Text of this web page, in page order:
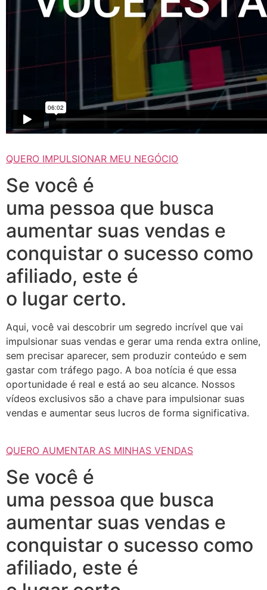
QUERO IMPULSIONAR MEU NEGÓCIO
Se você é
uma pessoa que busca
aumentar suas vendas e
conquistar o sucesso como
afiliado, este é
o lugar certo.
Aqui, você vai descobrir um segredo incrível que vai
impulsionar suas vendas e gerar uma renda extra online,
sem precisar aparecer, sem produzir conteúdo e sem
gastar com tráfego pago. A boa notícia é que essa
oportunidade é real e está ao seu alcance. Nossos
vídeos exclusivos são a chave para impulsionar suas
vendas e aumentar seus lucros de forma significativa.
QUERO AUMENTAR AS MINHAS VENDAS
Se você é
uma pessoa que busca
aumentar suas vendas e
conquistar o sucesso como
afiliado, este é